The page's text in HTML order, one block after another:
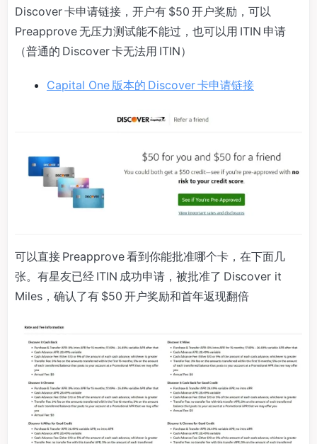
Discover 卡申请链接，开户有 $50 开户奖励，可以
Preapprove 无压力测试能不能过，也可以用 ITIN 申请
（普通的 Discover 卡无法用 ITIN）
Capital One 版本的 Discover 卡申请链接
可以直接 Preapprove 看到你能批准哪个卡，在下面几
张。有星友已经 ITIN 成功申请，被批准了 Discover it
Miles，确认了有 $50 开户奖励和首年返现翻倍